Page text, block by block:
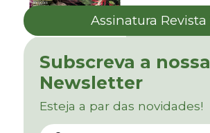
Assinatura Revista
Subscreva a nossa
Newsletter
Esteja a par das novidades!